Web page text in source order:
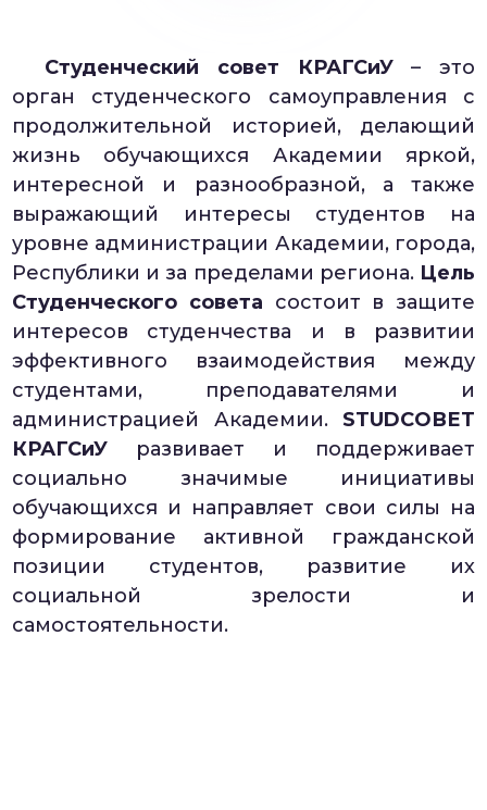
Студенческий совет КРАГСиУ– это
орган студенческого самоуправления с
продолжительной историей, делающий
жизнь обучающихся Академии яркой,
интересной и разнообразной, а также
выражающий интересы студентов на
уровне администрации Академии, города,
Республики и за пределами региона. Цель
Студенческого совета состоит в защите
интересов студенчества и в развитии
эффективного взаимодействия между
студентами, преподавателями и
администрацией Академии. STUDCОВЕТ
КРАГСиУ развивает и поддерживает
социально значимые инициативы
обучающихся и направляет свои силы на
формирование активной гражданской
позиции студентов, развитие их
социальной зрелости и
самостоятельности.